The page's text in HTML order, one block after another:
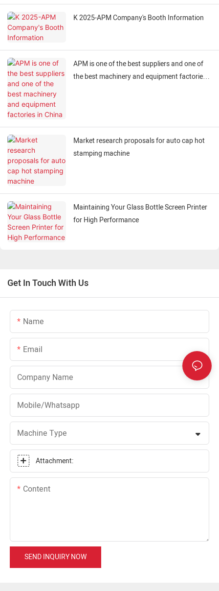
K 2025-APM Company's Booth Information
APM is one of the best suppliers and one of
the best machinery and equipment factories
Market research proposals for auto cap hot
stamping machine
Maintaining Your Glass Bottle Screen Printer
for High Performance
Get In Touch With Us
Name
Email
Company Name
Mobile/Whatsapp
Machine Type
Attachment:
Content
SEND INQUIRY NOW